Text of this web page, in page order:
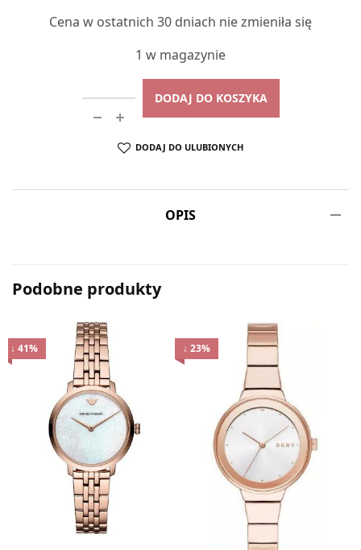
779,00 zł.
Cena w ostatnich 30 dniach nie zmieniła się
1 w magazynie
DODAJ DO KOSZYKA
DODAJ DO ULUBIONYCH
OPIS
Podobne produkty
↓ 41% ↓ 23%